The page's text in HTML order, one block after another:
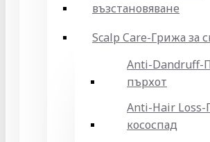
възстановяване
Scalp Care-Грижа за
Anti-Dandruff-
пърхот
Anti-Hair Loss-
кососпад